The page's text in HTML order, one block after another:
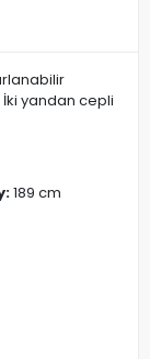
İki yandan cepli
189 cm